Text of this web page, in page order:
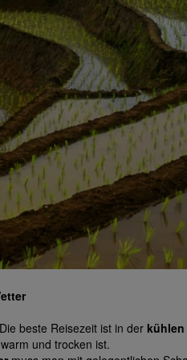
beste Reisezeit ist in der kühlen
und trocken ist.